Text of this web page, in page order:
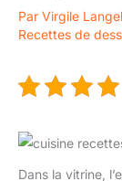
Par Virgile
Recettes de
Dans la vitrine,